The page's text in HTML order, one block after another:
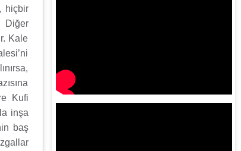
hiçbir
Diğer
Kale
Kufi
inşa
baş